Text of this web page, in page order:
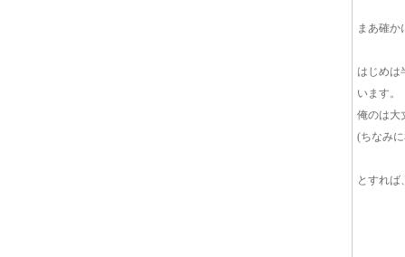
まあ確か
はじめは
います。
俺のは大
(ちなみ
とすれば